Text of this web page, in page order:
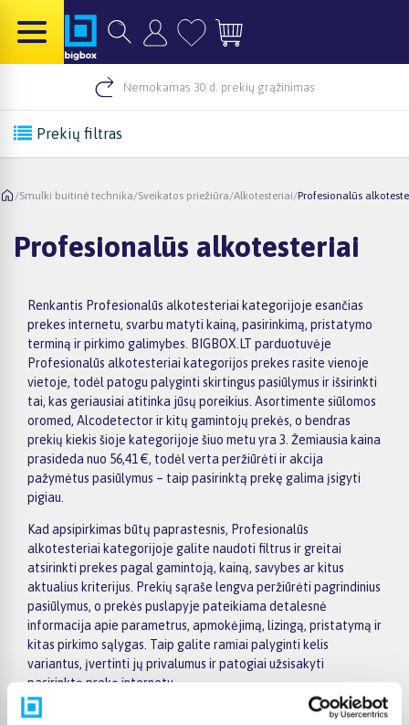
Nemokamas 30 d. prekių grąžinimas
Prekių filtras
/Smulki buitinė technika/Sveikatos priežiūra/Alkotesteriai/Profesionalūs
Profesionalūs alkotesteriai
Renkantis Profesionalūs alkotesteriai kategorijoje esančias
prekes internetu, svarbu matyti kainą, pasirinkimą, pristatymo
terminą ir pirkimo galimybes. BIGBOX.LT parduotuvėje
Profesionalūs alkotesteriai kategorijos prekes rasite vienoje
vietoje, todėl patogu palyginti skirtingus pasiūlymus ir išsirinkti
tai, kas geriausiai atitinka jūsų poreikius. Asortimente siūlomos
oromed, Alcodetector ir kitų gamintojų prekės, o bendras
prekių kiekis šioje kategorijoje šiuo metu yra 3. Žemiausia kaina
prasideda nuo 56,41 €, todėl verta peržiūrėti ir akcija
pažymėtus pasiūlymus – taip pasirinktą prekę galima įsigyti
pigiau.
Kad apsipirkimas būtų paprastesnis, Profesionalūs
alkotesteriai kategorijoje galite naudoti filtrus ir greitai
atsirinkti prekes pagal gamintoją, kainą, savybes ar kitus
aktualius kriterijus. Prekių sąraše lengva peržiūrėti pagrindinius
pasiūlymus, o prekės puslapyje pateikiama detalesnė
informacija apie parametrus, apmokėjimą, lizingą, pristatymą ir
kitas pirkimo sąlygas. Taip galite ramiai palyginti kelis
variantus, įvertinti jų privalumus ir patogiai užsisakyti
pasirinktą prekę internetu.
BIGBOX.LT suteikia galimybę prekes nuo 150 Eur įsigyti su